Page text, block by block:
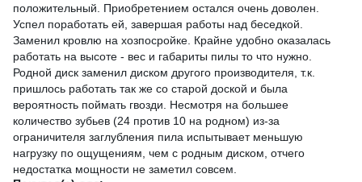
положительный. Приобретением остался очень доволен.
Успел поработать ей, завершая работы над беседкой.
Заменил кровлю на хозпосройке. Крайне удобно оказалась
работать на высоте - вес и габариты пилы то что нужно.
Родной диск заменил диском другого производителя, т.к.
пришлось работать так же со старой доской и была
вероятность поймать гвозди. Несмотря на большее
количество зубьев (24 против 10 на родном) из-за
ограничителя заглубления пила испытывает меньшую
нагрузку по ощущениям, чем с родным диском, отчего
недостатка мощности не заметил совсем.